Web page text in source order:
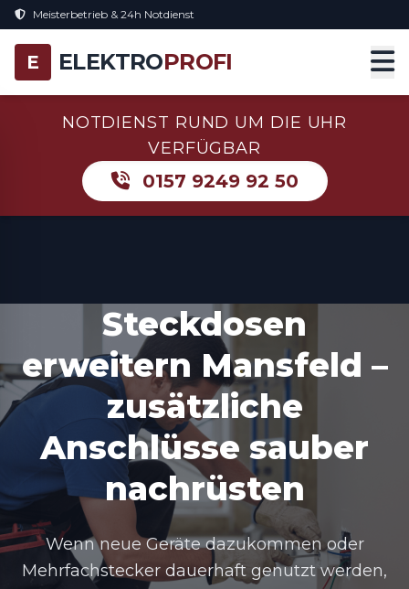
Meisterbetrieb & 24h Notdienst
E ELEKTROPROFI
NOTDIENST RUND UM DIE UHR
VERFÜGBAR
0157 9249 92 50
Steckdosen
erweitern Mansfeld –
zusätzliche
Anschlüsse sauber
nachrüsten
Wenn neue Geräte dazukommen oder
Mehrfachstecker dauerhaft genutzt werden,